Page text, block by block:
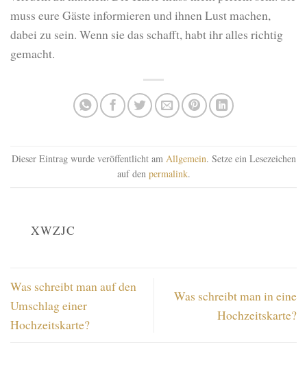
muss eure Gäste informieren und ihnen Lust machen,
dabei zu sein. Wenn sie das schafft, habt ihr alles richtig
gemacht.
Dieser Eintrag wurde veröffentlicht am Allgemein. Setze ein Lesezeichen
auf den permalink.
XWZJC
Was schreibt man auf den
Umschlag einer
Hochzeitskarte?
Was schreibt man in eine
Hochzeitskarte?